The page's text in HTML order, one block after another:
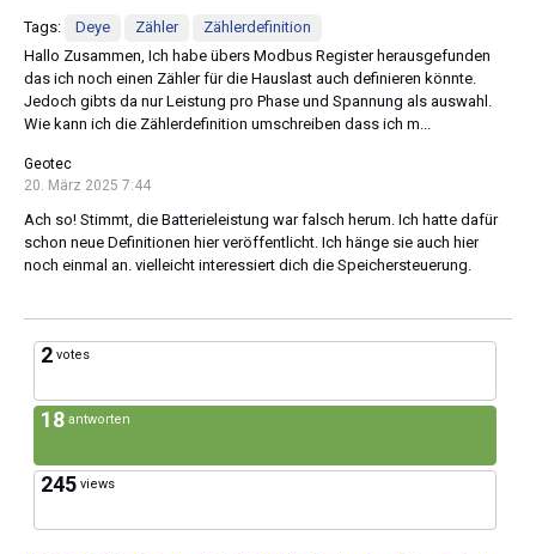
Tags: Deye Zähler
Zählerdefinition
Hallo Zusammen, Ich habe übers Modbus Register herausgefunden
das ich noch einen Zähler für die Hauslast auch definieren könnte.
Jedoch gibts da nur Leistung pro Phase und Spannung als auswahl.
Wie kann ich die Zählerdefinition umschreiben dass ich m...
Geotec
20. März 2025 7:44
Ach so! Stimmt, die Batterieleistung war falsch herum. Ich hatte dafür
schon neue Definitionen hier veröffentlicht. Ich hänge sie auch hier
noch einmal an. vielleicht interessiert dich die Speichersteuerung.
2 votes
18 antworten
245 views